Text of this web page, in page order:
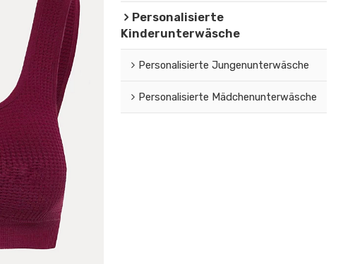
Personalisierte
Kinderunterwäsche
Personalisierte Jungenunterwäsche
Personalisierte Mädchenunterwäsche